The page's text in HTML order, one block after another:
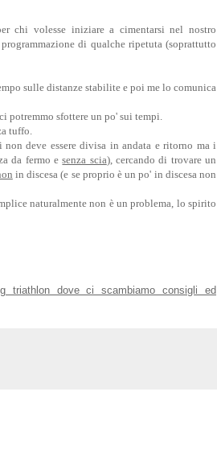
chi volesse iniziare a cimentarsi nel nostro
di qualche ripetuta (soprattutto
sulle distanze stabilite e poi me lo comunica
potremmo sfottere un po' sui tempi.
tuffo.
deve essere divisa in andata e ritorno ma i
da fermo esenza scia), cercando di trovare un
in discesa (e se proprio è un po' in discesa non
naturalmente non è un problema, lo spirito
triathlon dove ci scambiamo consigli ed